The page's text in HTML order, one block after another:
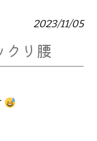
2023/11/05
クリ腰